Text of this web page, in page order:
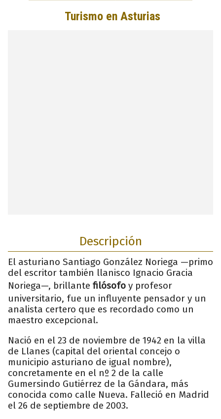
Descripción
El asturiano Santiago González Noriega —primo
del escritor también llanisco Ignacio Gracia
Noriega—, brillante filósofo y profesor
universitario, fue un influyente pensador y un
analista certero que es recordado como un
maestro excepcional.
Nació en el 23 de noviembre de 1942 en la villa
de Llanes (capital del oriental concejo o
municipio asturiano de igual nombre),
concretamente en el nº 2 de la calle
Gumersindo Gutiérrez de la Gándara, más
conocida como calle Nueva. Falleció en Madrid
el 26 de septiembre de 2003.